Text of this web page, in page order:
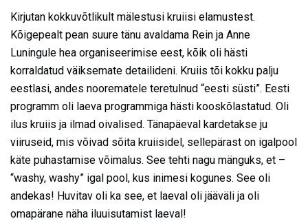
Kirjutan kokkuvõtlikult mälestusi kruiisi elamustest.
Kõigepealt pean suure tänu avaldama Rein ja Anne
Luningule hea organiseerimise eest, kõik oli hästi
korraldatud väiksemate detailideni. Kruiis tõi kokku palju
eestlasi, andes noorematele teretulnud “eesti süsti”. Eesti
programm oli laeva programmiga hästi kooskõlastatud. Oli
ilus kruiis ja ilmad oivalised. Tänapäeval kardetakse ju
viiruseid, mis võivad sõita kruiisidel, sellepärast on igalpool
käte puhastamise võimalus. See tehti nagu mänguks, et –
“washy, washy” igal pool, kus inimesi kogunes. See oli
andekas! Huvitav oli ka see, et laeval oli jääväli ja oli
omapärane näha iluuisutamist laeval!